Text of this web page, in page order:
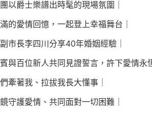
以爵士樂譜出時髦的現場氛圍｜
的愛情回憶，一起登上幸福舞台｜
市長李四川分享40年婚姻經驗｜
與百位新人共同見證誓言，許下愛情永
牽著我、拉拔我長大懂事｜
守護愛情、共同面對一切困難｜